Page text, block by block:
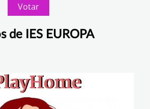
Votar
de IES EUROPA